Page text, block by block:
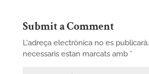
Submit a Comment
L'adreça electrònica no es publicarà.
necessaris estan marcats amb *